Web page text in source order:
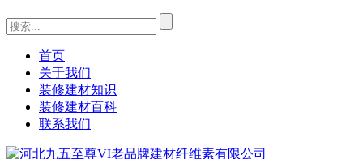
首页
关于我们
装修建材知识
装修建材百科
联系我们